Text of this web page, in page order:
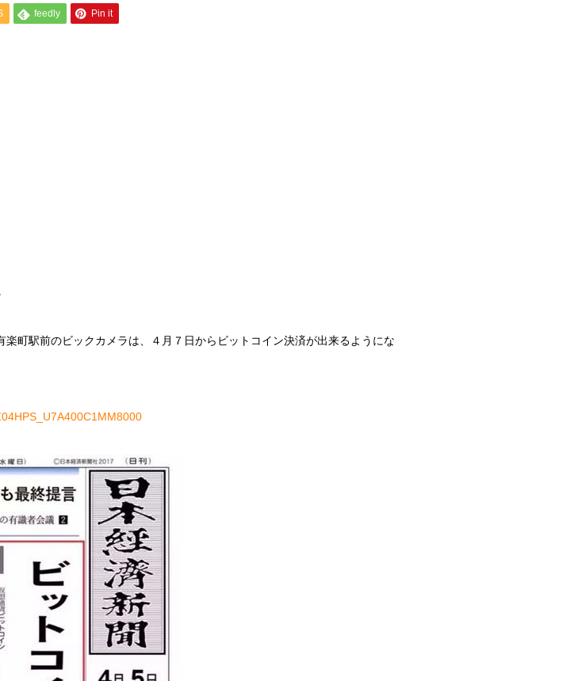
feedly Pin it
町駅前のビックカメラは、４月７日からビットコイン決済が出来るようにな